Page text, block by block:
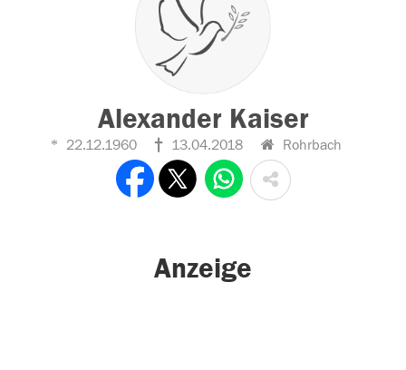
Alexander Kaiser
22.12.1960 13.04.2018 Rohrbach
Anzeige